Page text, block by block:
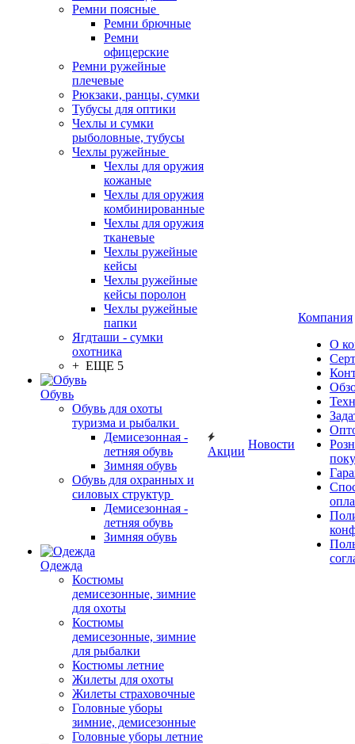
Ремни поясные
Ремни брючные
Ремни
офицерские
Ремни ружейные
плечевые
Рюкзаки, ранцы, сумки
Тубусы для оптики
Чехлы и сумки
рыболовные, тубусы
Чехлы ружейные
Чехлы для оружия
кожаные
Чехлы для оружия
комбинированные
Чехлы для оружия
тканевые
Чехлы ружейные
кейсы
Чехлы ружейные
кейсы поролон
Чехлы ружейные
папки
Ягдташи - сумки
охотника
+ ЕЩЕ 5
Обувь
Обувь для охоты
туризма и рыбалки
Демисезонная -
летняя обувь
Зимняя обувь
Обувь для охранных и
силовых структур
Демисезонная -
летняя обувь
Зимняя обувь
Одежда
Костюмы
демисезонные, зимние
для охоты
Костюмы
демисезонные, зимние
для рыбалки
Костюмы летние
Жилеты для охоты
Жилеты страховочные
Головные уборы
зимние, демисезонные
Головные уборы летние
Акции
Новости
Компания
О